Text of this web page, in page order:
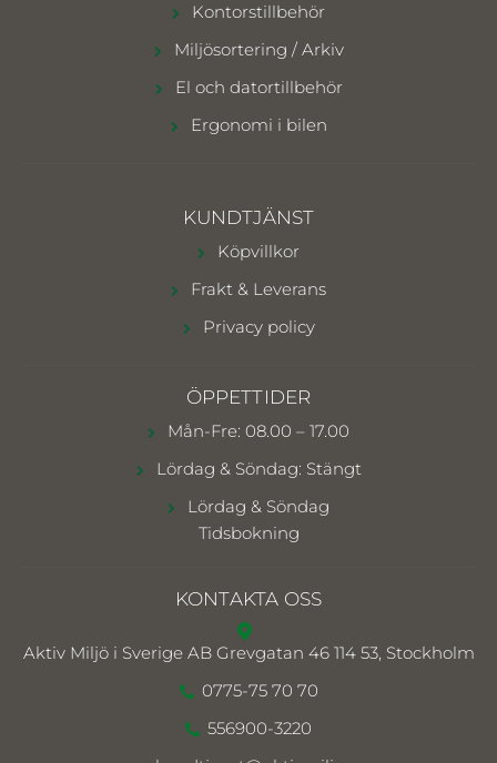
Kontorstillbehör
Miljösortering / Arkiv
El och datortillbehör
Ergonomi i bilen
KUNDTJÄNST
Köpvillkor
Frakt & Leverans
Privacy policy
ÖPPETTIDER
Mån-Fre: 08.00 – 17.00
Lördag & Söndag: Stängt
Lördag & Söndag
Tidsbokning
KONTAKTA OSS
Aktiv Miljö i Sverige AB Grevgatan 46 114 53, Stockholm
0775-75 70 70
556900-3220